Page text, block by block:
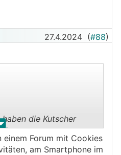
27.4.2024 (#88)
.
die Kutscher
Forum mit Cookies
am Smartphone im